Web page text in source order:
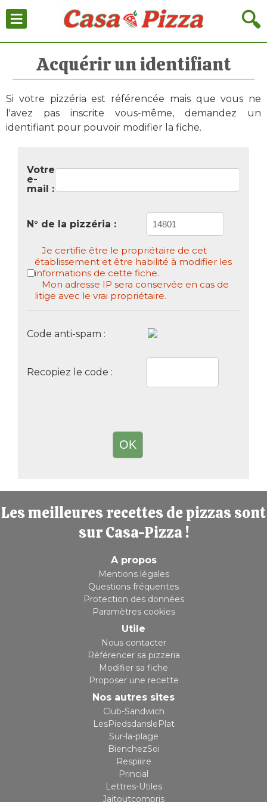
🔍
≡
Acquérir un identifiant
Si votre pizzéria est référencée mais que vous ne
l'avez pas inscrite vous-même, demandez un
identifiant pour pouvoir modifier la fiche.
Votre
e-
mail :
N° de la pizzéria :
Je certifie être le propriétaire de cet
établissement et être habilité à modifier les
informations de cette fiche.
Mon adresse IP sera conservée en cas de
litige avec le vrai propriétaire.
Code anti-spam :
Recopiez le code :
Les meilleures recettes de pizzas sont
sur Casa-Pizza !
A propos
Mentions légales
Questions fréquentes
Protection des données
Paramètres cookies
Utile
Nous contacter
Référencer sa pizzeria
Modifier sa fiche
Proposer une recette
Nos autres sites
Club-Sandwich
LesPiedsdanslePlat
Sur-la-plage
BienchezSoi
Respiiire
Princial
Lettres-Utiles
Jaitoutcompris